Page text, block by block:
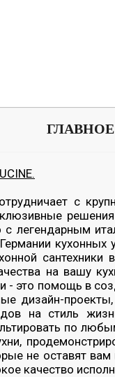
с
на вашу
- это помощь в
дизайн-
на стиль
по
не оставят
качество